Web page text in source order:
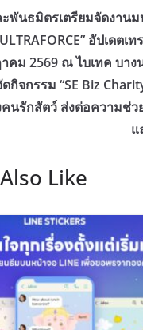
ะพันธมิตรเตรียมจัดงาน
อัปเดตเ
คม 2569 ณ ไบเทค บาง
กิจกรรม “SE Biz
คนรักสัตว์ ส่งต่อความช่
แ
Like